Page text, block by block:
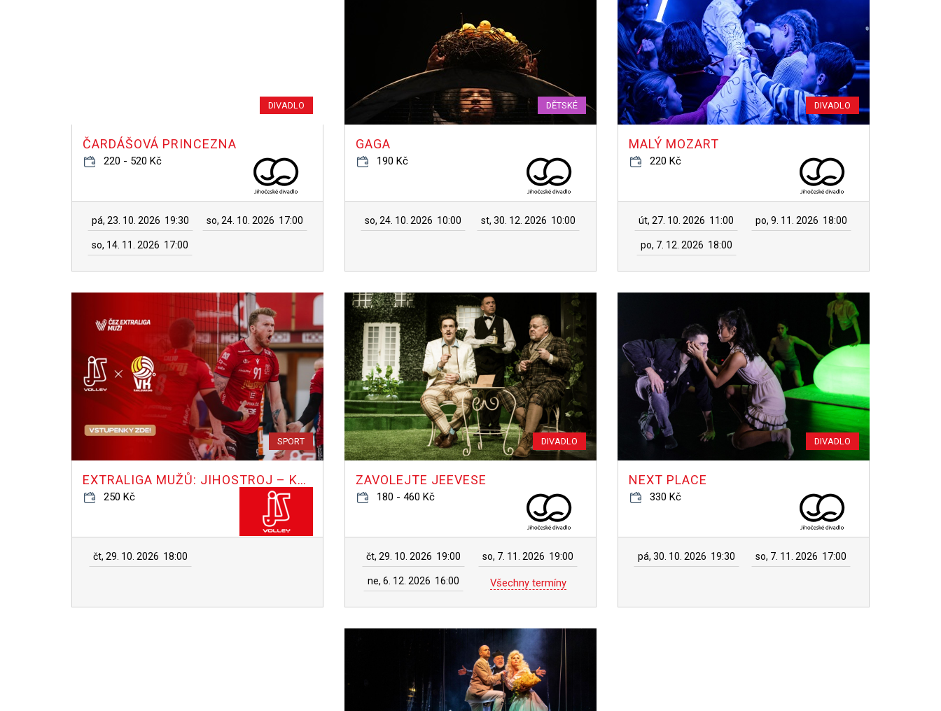
DIVADLO
ČARDÁŠOVÁ PRINCEZNA
220 - 520 Kč
pá, 23. 10. 2026 19:30 so, 24. 10. 2026 17:00
so, 14. 11. 2026 17:00
DĚTSKÉ
GAGA
190 Kč
so, 24. 10. 2026 10:00 st, 30. 12. 2026 10:00
DIVADLO
MALÝ MOZART
220 Kč
út, 27. 10. 2026 11:00 po, 9. 11. 2026 18:00
po, 7. 12. 2026 18:00
SPORT
EXTRALIGA MUŽŮ: JIHOSTROJ – KARLOVARSKO
250 Kč
čt, 29. 10. 2026 18:00
DIVADLO
ZAVOLEJTE JEEVESE
180 - 460 Kč
čt, 29. 10. 2026 19:00 so, 7. 11. 2026 19:00
ne, 6. 12. 2026 16:00 Všechny termíny
DIVADLO
NEXT PLACE
330 Kč
pá, 30. 10. 2026 19:30 so, 7. 11. 2026 17:00